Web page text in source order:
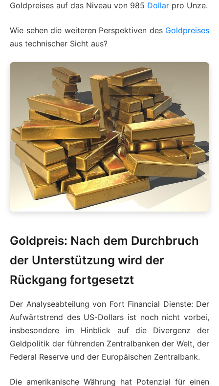
Goldpreises auf das Niveau von 985 Dollar pro Unze.
Wie sehen die weiteren Perspektiven des Goldpreises
aus technischer Sicht aus?
Goldpreis: Nach dem Durchbruch
der Unterstützung wird der
Rückgang fortgesetzt
Der Analyseabteilung von Fort Financial Dienste: Der
Aufwärtstrend des US-Dollars ist noch nicht vorbei,
insbesondere im Hinblick auf die Divergenz der
Geldpolitik der führenden Zentralbanken der Welt, der
Federal Reserve und der Europäischen Zentralbank.
Die amerikanische Währung hat Potenzial für einen